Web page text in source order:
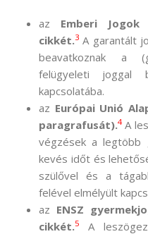
az Emberi Jogok
cikkét.3 A garantált
beavatkoznak a
felügyeleti
kapcsolatába.
az Európai Unió
paragrafusát).4A
végzések a legtöbb
kevés időt és
szülővel és a
felével elmélyült
az ENSZ
cikkét.5
A